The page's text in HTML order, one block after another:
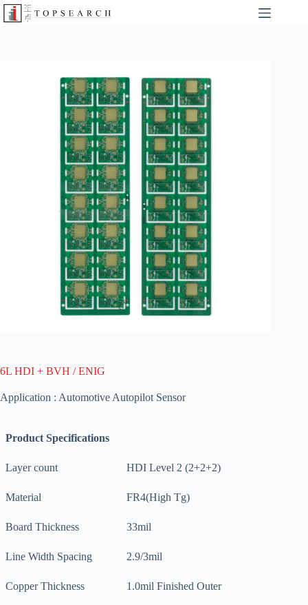
6L HDI + BVH / ENIG
Application : Automotive Autopilot Sensor
Product Specifications
Layer count HDI Level 2 (2+2+2)
Material FR4(High Tg)
Board Thickness 33mil
Line Width Spacing 2.9/3mil
Copper Thickness 1.0mil Finished Outer